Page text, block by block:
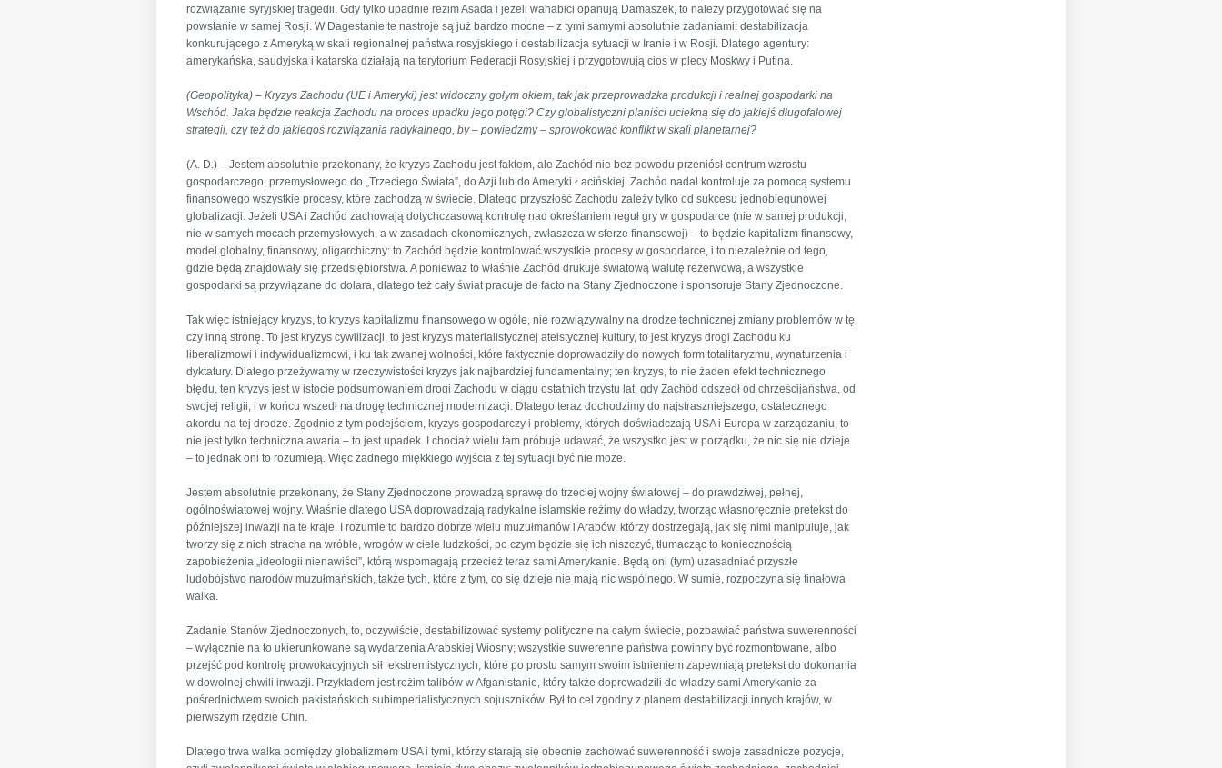
rozwiązanie syryjskiej tragedii. Gdy tylko upadnie reżim Asada i jeżeli wahabici opanują Damaszek, to należy przygotować się na
powstanie w samej Rosji. W Dagestanie te nastroje są już bardzo mocne – z tymi samymi absolutnie zadaniami: destabilizacja
konkurującego z Ameryką w skali regionalnej państwa rosyjskiego i destabilizacja sytuacji w Iranie i w Rosji. Dlatego agentury:
amerykańska, saudyjska i katarska działają na terytorium Federacji Rosyjskiej i przygotowują cios w plecy Moskwy i Putina.
(Geopolityka) – Kryzys Zachodu (UE i Ameryki) jest widoczny gołym okiem, tak jak przeprowadzka produkcji i realnej gospodarki na
Wschód. Jaka będzie reakcja Zachodu na proces upadku jego potęgi? Czy globalistyczni planiści uciekną się do jakiejś długofalowej
strategii, czy też do jakiegoś rozwiązania radykalnego, by – powiedzmy – sprowokować konflikt w skali planetarnej?
(A. D.) – Jestem absolutnie przekonany, że kryzys Zachodu jest faktem, ale Zachód nie bez powodu przeniósł centrum wzrostu
gospodarczego, przemysłowego do „Trzeciego Świata”, do Azji lub do Ameryki Łacińskiej. Zachód nadal kontroluje za pomocą systemu
finansowego wszystkie procesy, które zachodzą w świecie. Dlatego przyszłość Zachodu zależy tylko od sukcesu jednobiegunowej
globalizacji. Jeżeli USA i Zachód zachowają dotychczasową kontrolę nad określaniem reguł gry w gospodarce (nie w samej produkcji,
nie w samych mocach przemysłowych, a w zasadach ekonomicznych, zwłaszcza w sferze finansowej) – to będzie kapitalizm finansowy,
model globalny, finansowy, oligarchiczny: to Zachód będzie kontrolować wszystkie procesy w gospodarce, i to niezależnie od tego,
gdzie będą znajdowały się przedsiębiorstwa. A ponieważ to właśnie Zachód drukuje światową walutę rezerwową, a wszystkie
gospodarki są przywiązane do dolara, dlatego też cały świat pracuje de facto na Stany Zjednoczone i sponsoruje Stany Zjednoczone.
Tak więc istniejący kryzys, to kryzys kapitalizmu finansowego w ogóle, nie rozwiązywalny na drodze technicznej zmiany problemów w tę,
czy inną stronę. To jest kryzys cywilizacji, to jest kryzys materialistycznej ateistycznej kultury, to jest kryzys drogi Zachodu ku
liberalizmowi i indywidualizmowi, i ku tak zwanej wolności, które faktycznie doprowadziły do nowych form totalitaryzmu, wynaturzenia i
dyktatury. Dlatego przeżywamy w rzeczywistości kryzys jak najbardziej fundamentalny; ten kryzys, to nie żaden efekt technicznego
błędu, ten kryzys jest w istocie podsumowaniem drogi Zachodu w ciągu ostatnich trzystu lat, gdy Zachód odszedł od chrześcijaństwa, od
swojej religii, i w końcu wszedł na drogę technicznej modernizacji. Dlatego teraz dochodzimy do najstraszniejszego, ostatecznego
аkordu na tej drodze. Zgodnie z tym podejściem, kryzys gospodarczy i problemy, których doświadczają USA i Europa w zarządzaniu, to
nie jest tylko techniczna awaria – to jest upadek. I chociaż wielu tam próbuje udawać, że wszystko jest w porządku, że nic się nie dzieje
– to jednak oni to rozumieją. Więc żadnego miękkiego wyjścia z tej sytuacji być nie może.
Jestem absolutnie przekonany, że Stany Zjednoczone prowadzą sprawę do trzeciej wojny światowej – do prawdziwej, pełnej,
ogólnoświatowej wojny. Właśnie dlatego USA doprowadzają radykalne islamskie reżimy do władzy, tworząc własnoręcznie pretekst do
późniejszej inwazji na te kraje. I rozumie to bardzo dobrze wielu muzułmanów i Arabów, którzy dostrzegają, jak się nimi manipuluje, jak
tworzy się z nich stracha na wróble, wrogów w ciele ludzkości, po czym będzie się ich niszczyć, tłumacząc to koniecznością
zapobieżenia „ideologii nienawiści”, którą wspomagają przecież teraz sami Amerykanie. Będą oni (tym) uzasadniać przyszłe
ludobójstwo narodów muzułmańskich, także tych, które z tym, co się dzieje nie mają nic wspólnego. W sumie, rozpoczyna się finałowa
walka.
Zadanie Stanów Zjednoczonych, to, oczywiście, destabilizować systemy polityczne na całym świecie, pozbawiać państwa suwerenności
– wyłącznie na to ukierunkowane są wydarzenia Arabskiej Wiosny; wszystkie suwerenne państwa powinny być rozmontowane, albo
przejść pod kontrolę prowokacyjnych sił ekstremistycznych, które po prostu samym swoim istnieniem zapewniają pretekst do dokonania
w dowolnej chwili inwazji. Przykładem jest reżim talibów w Afganistanie, który także doprowadzili do władzy sami Amerykanie za
pośrednictwem swoich pakistańskich subimperialistycznych sojuszników. Był to cel zgodny z planem destabilizacji innych krajów, w
pierwszym rzędzie Chin.
Dlatego trwa walka pomiędzy globalizmem USA i tymi, którzy starają się obecnie zachować suwerenność i swoje zasadnicze pozycje,